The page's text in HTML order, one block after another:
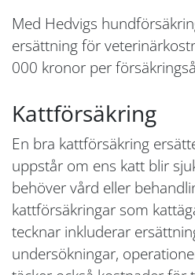
Med Hedvigs
ersättning för
000 kronor per
Kattförsäkring
En bra kattförsäkring
uppstår om ens katt blir
behöver vård eller
kattförsäkringar som
tecknar inkluderar
undersökningar,